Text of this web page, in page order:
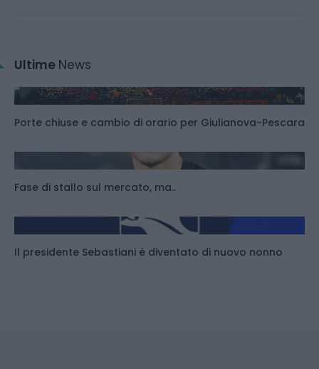
Ultime News
Porte chiuse e cambio di orario per Giulianova-Pescara
Fase di stallo sul mercato, ma..
Il presidente Sebastiani è diventato di nuovo nonno